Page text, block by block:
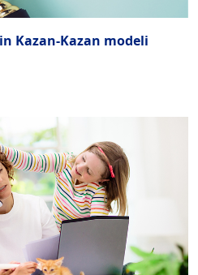
Kazan-Kazan modeli